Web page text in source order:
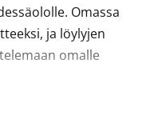
Omassa
ja löylyjen
omalle